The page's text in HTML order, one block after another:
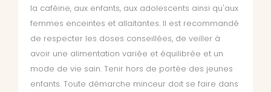
la caféine, aux enfants, aux adolescents ainsi qu'aux
femmes enceintes et allaitantes. Il est recommandé
de respecter les doses conseillées, de veiller à
avoir une alimentation variée et équilibrée et un
mode de vie sain. Tenir hors de portée des jeunes
enfants. Toute démarche minceur doit se faire dans